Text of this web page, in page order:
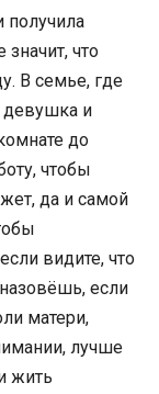
получила
значит, что
В семье, где
девушка и
до
чтобы
да и самой
видите, что
если
матери,
лучше
жить